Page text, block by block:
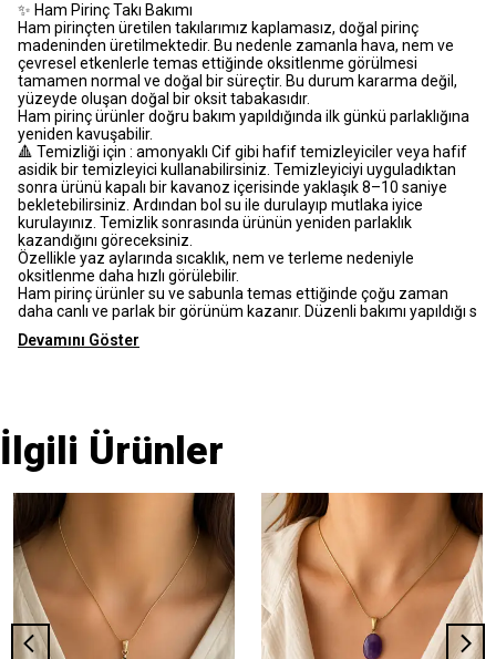
✨ Ham Pirinç Takı Bakımı
Ham pirinçten üretilen takılarımız kaplamasız, doğal pirinç
madeninden üretilmektedir. Bu nedenle zamanla hava, nem ve
çevresel etkenlerle temas ettiğinde oksitlenme görülmesi
tamamen normal ve doğal bir süreçtir. Bu durum kararma değil,
yüzeyde oluşan doğal bir oksit tabakasıdır.
Ham pirinç ürünler doğru bakım yapıldığında ilk günkü parlaklığına
yeniden kavuşabilir.
🔺 Temizliği için : amonyaklı Cif gibi hafif temizleyiciler veya hafif
asidik bir temizleyici kullanabilirsiniz. Temizleyiciyi uyguladıktan
sonra ürünü kapalı bir kavanoz içerisinde yaklaşık 8–10 saniye
bekletebilirsiniz. Ardından bol su ile durulayıp mutlaka iyice
kurulayınız. Temizlik sonrasında ürünün yeniden parlaklık
kazandığını göreceksiniz.
Özellikle yaz aylarında sıcaklık, nem ve terleme nedeniyle
oksitlenme daha hızlı görülebilir.
Ham pirinç ürünler su ve sabunla temas ettiğinde çoğu zaman
daha canlı ve parlak bir görünüm kazanır. Düzenli bakımı yapıldığı s
Devamını Göster
İlgili Ürünler